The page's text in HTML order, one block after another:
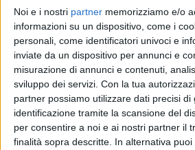
Noi e i nostri partner memorizziamo e/o
informazioni su un dispositivo, come i
personali, come identificatori univoci e
inviate da un dispositivo per annunci e
misurazione di annunci e contenuti,
sviluppo dei servizi. Con la tua
partner possiamo utilizzare dati precisi di
identificazione tramite la scansione del
per consentire a noi e ai nostri partner il
finalità sopra descritte. In alternativa